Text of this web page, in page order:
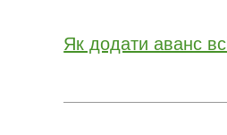
Як додати аванс